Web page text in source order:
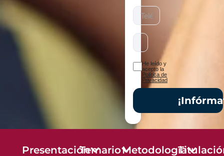
He leído y
acepto la
Política de
Privacidad
PresentaciónTemarioMetodología